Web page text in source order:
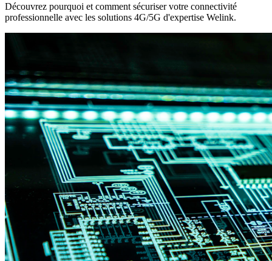
Découvrez pourquoi et comment sécuriser votre connectivité
professionnelle avec les solutions 4G/5G d'expertise Welink.